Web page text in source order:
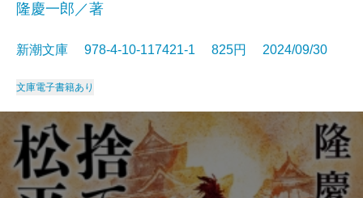
隆慶一郎／著
新潮文庫 978-4-10-117421-1 825円 2024/09/30
文庫電子書籍あり